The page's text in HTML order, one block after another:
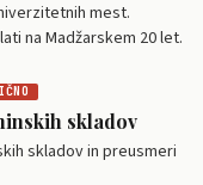
mest.
na Madžarskem 20 let.
skladov
skladov in preusmeri